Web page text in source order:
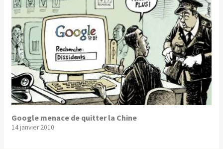
Google menace de quitter la Chine
14 janvier 2010